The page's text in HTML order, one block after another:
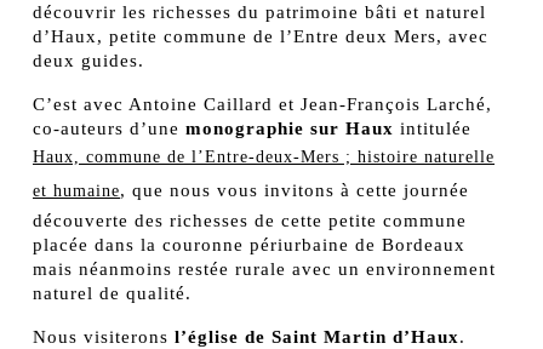
découvrir les richesses du patrimoine bâti et naturel
d’Haux, petite commune de l’Entre deux Mers, avec
deux guides.
C’est avec Antoine Caillard et Jean-François Larché,
co-auteurs d’une monographie sur Haux intitulée
Haux, commune de l’Entre-deux-Mers ; histoire naturelle
et humaine, que nous vous invitons à cette journée
découverte des richesses de cette petite commune
placée dans la couronne périurbaine de Bordeaux
mais néanmoins restée rurale avec un environnement
naturel de qualité.
Nous visiterons l’église de Saint Martin d’Haux.